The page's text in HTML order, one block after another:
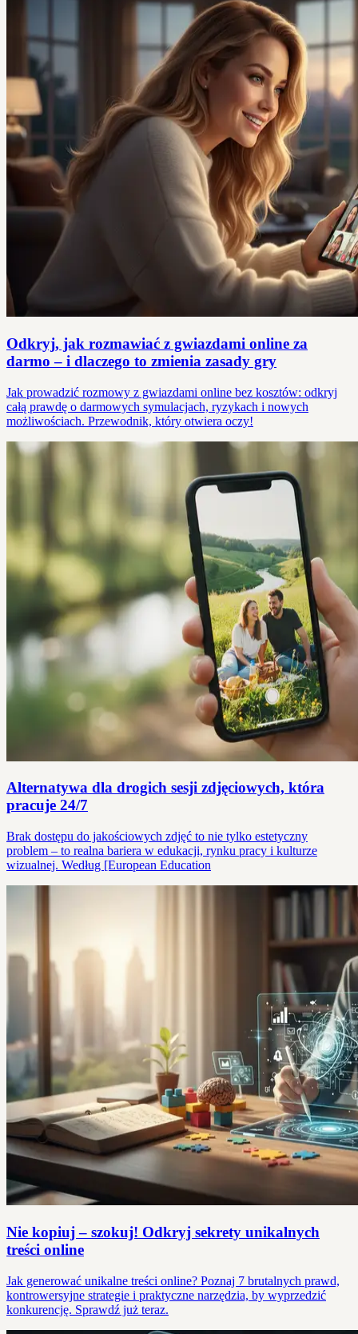
Odkryj, jak rozmawiać z gwiazdami online za
darmo – i dlaczego to zmienia zasady gry
Jak prowadzić rozmowy z gwiazdami online bez kosztów: odkryj
całą prawdę o darmowych symulacjach, ryzykach i nowych
możliwościach. Przewodnik, który otwiera oczy!
Alternatywa dla drogich sesji zdjęciowych, która
pracuje 24/7
Brak dostępu do jakościowych zdjęć to nie tylko estetyczny
problem – to realna bariera w edukacji, rynku pracy i kulturze
wizualnej. Według [European Education
Nie kopiuj – szokuj! Odkryj sekrety unikalnych
treści online
Jak generować unikalne treści online? Poznaj 7 brutalnych prawd,
kontrowersyjne strategie i praktyczne narzędzia, by wyprzedzić
konkurencję. Sprawdź już teraz.